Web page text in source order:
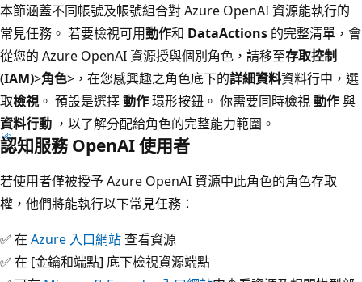
本節涵蓋不同帳號及帳號組合對 Azure OpenAI 資源能執行的
常見任務。 若要檢視可用動作和 DataActions 的完整清單，會
從您的 Azure OpenAI 資源授與個別角色，請移至存取控制
(IAM)>角色>，在您感興趣之角色底下的詳細資料資料行中，選
取檢視 。 預設是選擇動作環形按鈕。 你需要同時檢視動作與
資料行動 ，以了解分配給角色的完整能力範圍。
認知服務 OpenAI 使用者
若使用者僅被授予 Azure OpenAI 資源中此角色的角色存取
權，他們將能執行以下常見任務：
✅ 在 Azure 入口網站 查看資源
✅ 在 [金鑰和端點] 底下檢視資源端點